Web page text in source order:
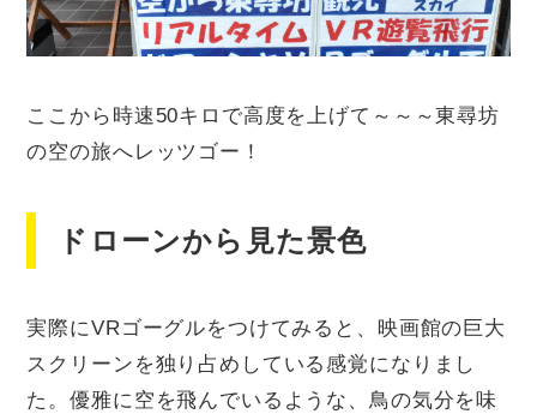
ここから時速50キロで高度を上げて～～～東尋坊
の空の旅へレッツゴー！
ドローンから見た景色
実際にVRゴーグルをつけてみると、映画館の巨大
スクリーンを独り占めしている感覚になりまし
た。優雅に空を飛んでいるような、鳥の気分を味